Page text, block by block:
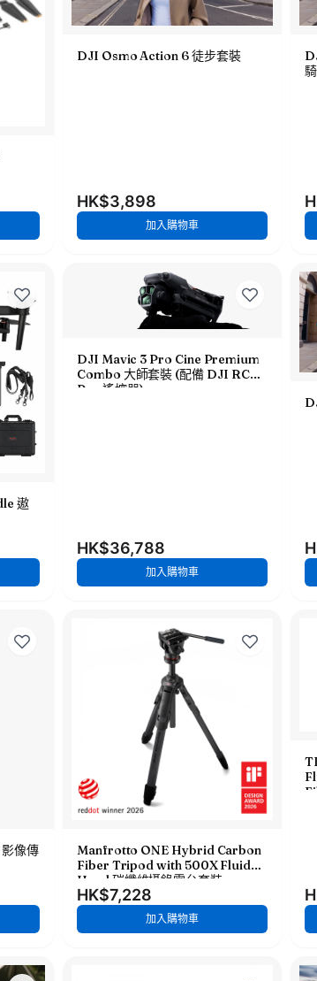
DJI Osmo Action 6 徒步套裝
HK$3,898
加入購物車
遨
DJI Mavic 3 Pro Cine Premium
Combo 大師套裝 (配備 DJI RC
Pro 遙控器)
HK$36,788
加入購物車
像傳
Manfrotto ONE Hybrid Carbon
Fiber Tripod with 500X Fluid
Head 碳纖維攝錄雲台套裝
MKONEC-500X
HK$7,228
加入購物車